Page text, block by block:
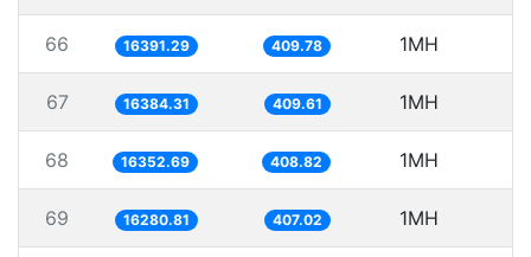
66 16391.29 409.78 1MH
67 16384.31 409.61 1MH
68 16352.69 408.82 1MH
69 16280.81 407.02 1MH